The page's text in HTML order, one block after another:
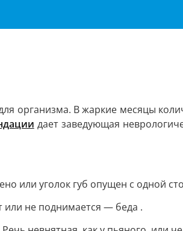
организма. В жаркие месяцы
дает заведующая
или уголок губ опущен с одной
или не поднимается — беда .